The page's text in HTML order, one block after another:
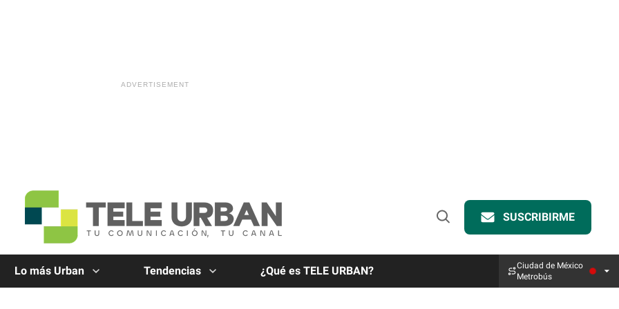
Open
SUSCRIBIRME
Lo más Urban Tendencias ¿Qué es TELE URBAN?
Ciudad de México
Metrobús